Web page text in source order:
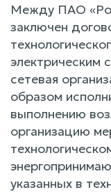
Между ПАО
заключен
электрическим
сетевая
образом
выполнению
организацию
указанных в